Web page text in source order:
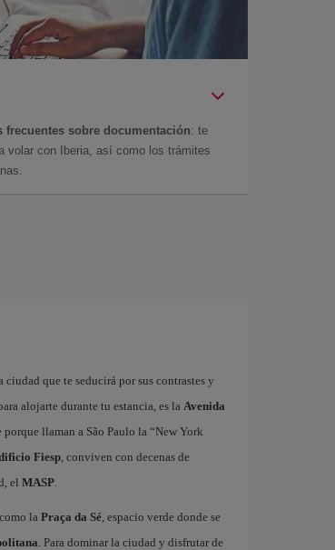
frecuentes sobre documentación: te
volar con Iberia, así como los trámites
ciudad que te seducirá por sus contrastes y
alojarte durante tu estancia, es la Avenida
llaman a São Paulo la “New York
Fiesp, conviven con decenas de
el MASP.
la Praça da Sé, espacio verde donde se
. Para dominar la ciudad y disfrutar de